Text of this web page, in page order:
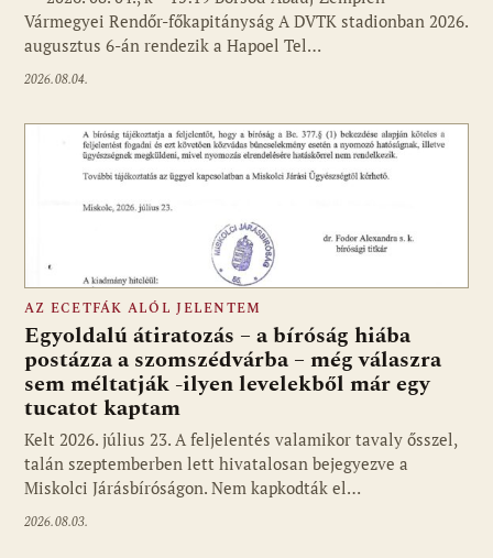
Vármegyei Rendőr-főkapitányság A DVTK stadionban 2026.
augusztus 6-án rendezik a Hapoel Tel…
2026.08.04.
AZ ECETFÁK ALÓL JELENTEM
Egyoldalú átiratozás – a bíróság hiába
postázza a szomszédvárba – még válaszra
sem méltatják -ilyen levelekből már egy
tucatot kaptam
Kelt 2026. július 23. A feljelentés valamikor tavaly ősszel,
talán szeptemberben lett hivatalosan bejegyezve a
Miskolci Járásbíróságon. Nem kapkodták el…
2026.08.03.